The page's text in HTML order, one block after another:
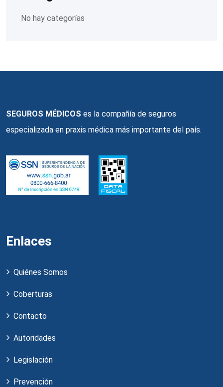
No hay categorías
SEGUROS MÉDICOS es la compañía de seguros
especializada en praxis médica más importante del país.
Enlaces
Quiénes Somos
Coberturas
Contacto
Autoridades
Legislación
Prevención